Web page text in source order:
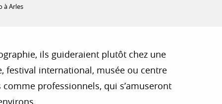
à Arles
ils guideraient plutôt chez une
festival international, musée ou centre
professionnels, qui s’amuseront